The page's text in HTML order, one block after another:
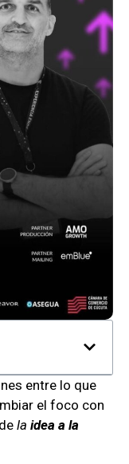
entre lo que
el foco con
la idea a la